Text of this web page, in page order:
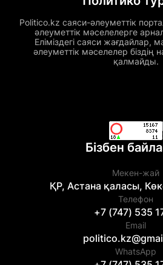
Politico.kz саяси-әлеуметтік
әлеуметтік мәселелерге
Еліміздегі саяси жағдайлар,
әлеуметтік мәселелер
қалмайды.
Бізбен
Мекен-жай
ҚР, Астана қаласы,
Телефон
+7 (747) 535
Email
WhatsApp